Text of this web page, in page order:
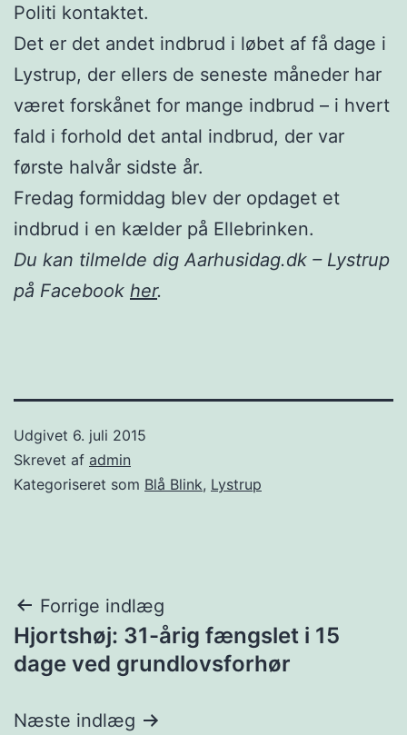
Politi kontaktet.
Det er det andet indbrud i løbet af få dage i
Lystrup, der ellers de seneste måneder har
været forskånet for mange indbrud – i hvert
fald i forhold det antal indbrud, der var
første halvår sidste år.
Fredag formiddag blev der opdaget et
indbrud i en kælder på Ellebrinken.
Du kan tilmelde dig Aarhusidag.dk – Lystrup
på Facebook her.
Udgivet 6. juli 2015
Skrevet af admin
Kategoriseret som Blå Blink, Lystrup
Indlægsnavigation
Forrige indlæg
Hjortshøj: 31-årig fængslet i 15
dage ved grundlovsforhør
Næste indlæg